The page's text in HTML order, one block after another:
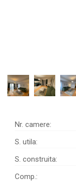
Nr. camere:
S. utila:
S. construita:
Comp.: